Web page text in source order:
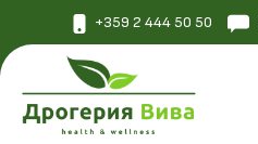
+359 2 444 50 50